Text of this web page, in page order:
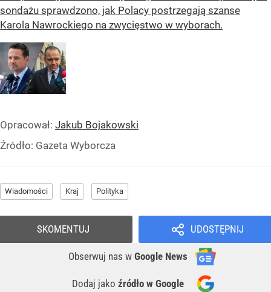
sondażu sprawdzono, jak Polacy postrzegają szanse
Karola Nawrockiego na zwycięstwo w wyborach.
Opracował: Jakub Bojakowski
Źródło: Gazeta Wyborcza
Wiadomości Kraj Polityka
UDOSTĘPNIJ
Obserwuj nas w Google News
Dodaj jako źródło w Google
SKOMENTUJ